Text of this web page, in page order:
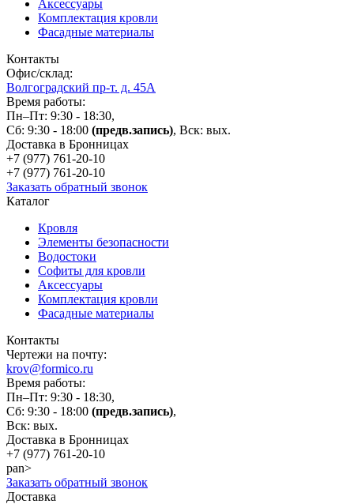
Аксессуары
Комплектация кровли
Фасадные материалы
Контакты
Офис/склад:
Волгоградский пр-т. д. 45А
Время работы:
Пн–Пт: 9:30 - 18:30,
Сб: 9:30 - 18:00 (предв.запись), Вск: вых.
Доставка в Бронницах
+7 (977) 761-20-10
+7 (977) 761-20-10
Заказать обратный звонок
Каталог
Кровля
Элементы безопасности
Водостоки
Софиты для кровли
Аксессуары
Комплектация кровли
Фасадные материалы
Контакты
Чертежи на почту:
krov@formico.ru
Время работы:
Пн–Пт: 9:30 - 18:30,
Сб: 9:30 - 18:00 (предв.запись),
Вск: вых.
Доставка в Бронницах
+7 (977) 761-20-10
pan>
Заказать обратный звонок
Доставка